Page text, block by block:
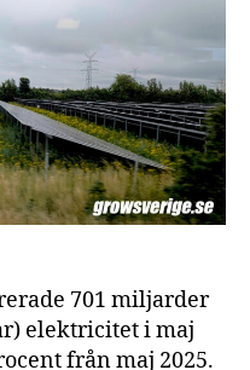
701 miljarder
elektricitet i maj
från maj 2025.